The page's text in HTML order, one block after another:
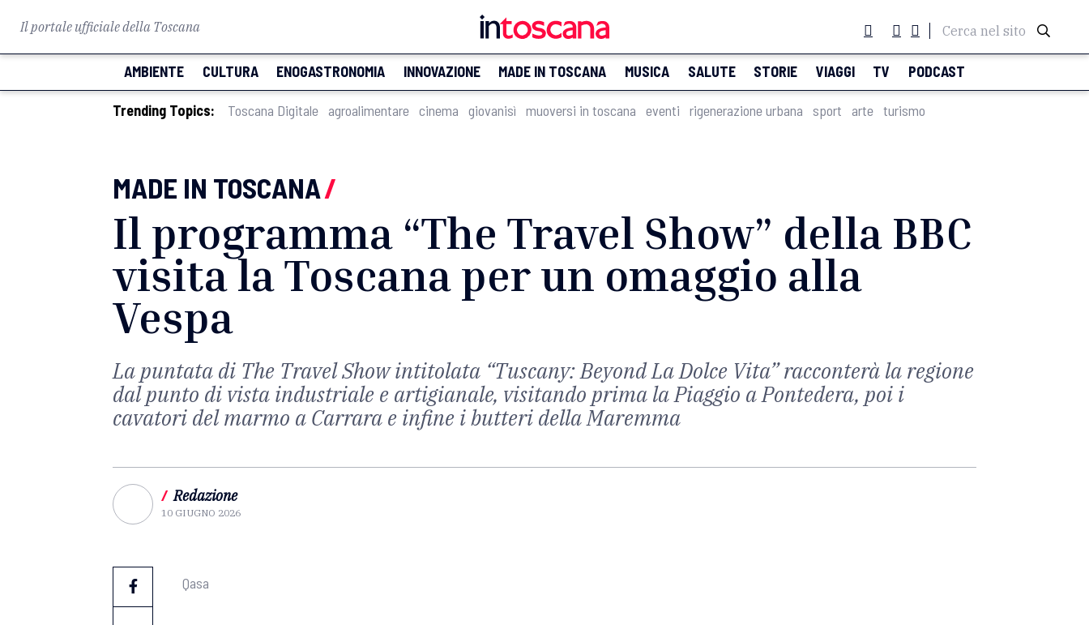
Il portale ufficiale della Toscana Cerca nel sito
AMBIENTE CULTURA ENOGASTRONOMIA INNOVAZIONE MADE IN TOSCANA MUSICA SALUTE STORIE VIAGGI TV PODCAST
Trending Topics: Toscana Digitale agroalimentare cinema giovanisì muoversi in toscana eventi rigenerazione urbana sport arte turismo
MADE IN TOSCANA/
Il programma “The Travel Show” della BBC
visita la Toscana per un omaggio alla
Vespa
La puntata di The Travel Show intitolata “Tuscany: Beyond La Dolce Vita” racconterà la regione
dal punto di vista industriale e artigianale, visitando prima la Piaggio a Pontedera, poi i
cavatori del marmo a Carrara e infine i butteri della Maremma
/ Redazione
10 GIUGNO 2026
Qasa